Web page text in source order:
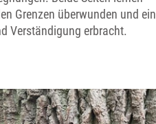
Grenzen überwunden und ein
Verständigung erbracht.